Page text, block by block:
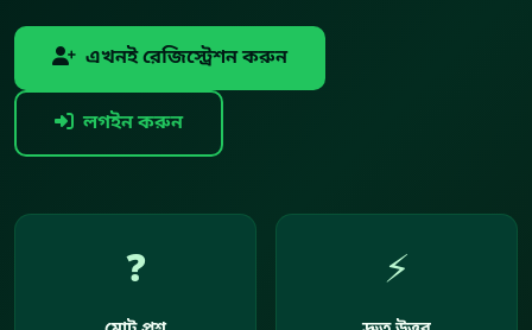
এখনই রেজিস্ট্রেশন করুন
লগইন করুন
❓ ⚡